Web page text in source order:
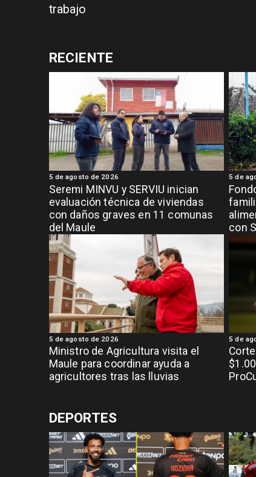
trabajo
RECIENTE
Seremi MINVU y SERVIU inician
evaluación técnica de viviendas
con daños graves en 11 comunas
del Maule
5 de agosto de 2026
con
5 de
Ministro de Agricultura visita el
Maule para coordinar ayuda a
agricultores tras las lluvias
5 de agosto de 2026 5 de
DEPORTES